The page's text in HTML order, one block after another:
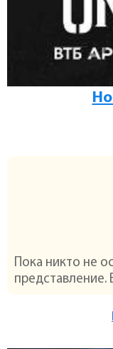
Пока никто не
представление.